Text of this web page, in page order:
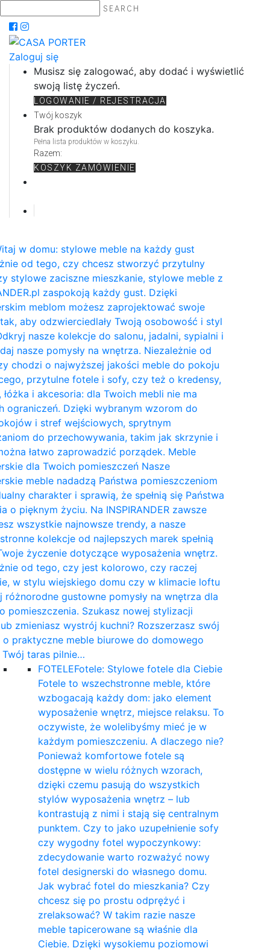
SEARCH
Zaloguj się
Musisz się zalogować, aby dodać i wyświetlić
swoją listę życzeń.
LOGOWANIE / REJESTRACJA
Twój koszyk
Brak produktów dodanych do koszyka.
Pełna lista produktów w koszyku.
Razem:
KOSZYK ZAMÓWIENIE
w domu: stylowe meble na każdy gust
od tego, czy chcesz stworzyć przytulny
stylowe zaciszne mieszkanie, stylowe meble z
zaspokoją każdy gust. Dzięki
meblom możesz zaprojektować swoje
aby odzwierciedlały Twoją osobowość i styl
nasze kolekcje do salonu, jadalni, sypialni i
nasze pomysły na wnętrza. Niezależnie od
chodzi o najwyższej jakości meble do pokoju
przytulne fotele i sofy, czy też o kredensy,
i akcesoria: dla Twoich mebli nie ma
ograniczeń. Dzięki wybranym wzorom do
i stref wejściowych, sprytnym
do przechowywania, takim jak skrzynie i
łatwo zaprowadzić porządek. Meble
dla Twoich pomieszczeń Nasze
meble nadadzą Państwa pomieszczeniom
charakter i sprawią, że spełnią się Państwa
o pięknym życiu. Na INSPIRANDER zawsze
wszystkie najnowsze trendy, a nasze
kolekcje od najlepszych marek spełnią
życzenie dotyczące wyposażenia wnętrz.
od tego, czy jest kolorowo, czy raczej
w stylu wiejskiego domu czy w klimacie loftu
różnorodne gustowne pomysły na wnętrza dla
pomieszczenia. Szukasz nowej stylizacji
zmieniasz wystrój kuchni? Rozszerzasz swój
o praktyczne meble biurowe do domowego
Twój taras pilnie…
FOTELEFotele: Stylowe fotele dla Ciebie
Fotele to wszechstronne meble, które
wzbogacają każdy dom: jako element
wyposażenie wnętrz, miejsce relaksu. To
oczywiste, że wolelibyśmy mieć je w
każdym pomieszczeniu. A dlaczego nie?
Ponieważ komfortowe fotele są
dostępne w wielu różnych wzorach,
dzięki czemu pasują do wszystkich
stylów wyposażenia wnętrz – lub
kontrastują z nimi i stają się centralnym
punktem. Czy to jako uzupełnienie sofy
czy wygodny fotel wypoczynkowy:
zdecydowanie warto rozważyć nowy
fotel designerski do własnego domu.
Jak wybrać fotel do mieszkania? Czy
chcesz się po prostu odprężyć i
zrelaksować? W takim razie nasze
meble tapicerowane są właśnie dla
Ciebie. Dzięki wysokiemu poziomowi